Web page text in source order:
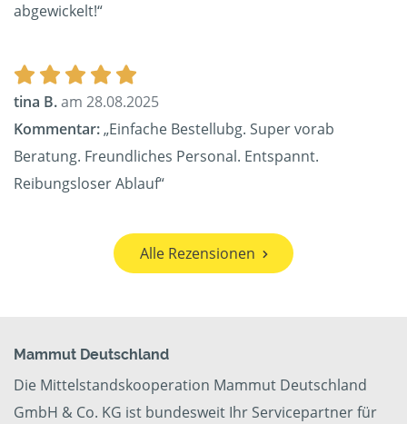
abgewickelt!“
tina B.am 28.08.2025
Kommentar:„Einfache Bestellubg. Super vorab
Beratung. Freundliches Personal. Entspannt.
Reibungsloser Ablauf“
Alle Rezensionen
Mammut Deutschland
Die Mittelstandskooperation Mammut Deutschland
GmbH & Co. KG ist bundesweit Ihr Servicepartner für